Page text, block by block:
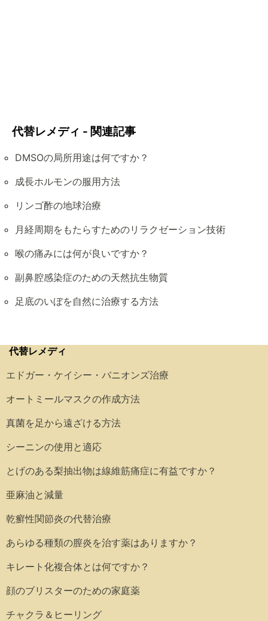
代替レメディ - 関連記事
DMSOの局所用途は何ですか？
成長ホルモンの服用方法
リンゴ酢の地球治療
月経周期をもたらすためのリラクゼーション技術
喉の痛みには何が良いですか？
副鼻腔感染症のための天然抗生物質
足底のいぼを自然に治療する方法
代替レメディ
エドガー・ケイシー・バニオンズ治療
オートミールマスクの作成方法
真菌を足から遠ざける方法
シーニンの使用と適応
とげのある梨抽出物は線維筋痛症に有益ですか？
亜麻油と減量
乾癬性関節炎の代替治療
あらゆる種類の膣炎を治す薬はありますか？
キレート化複合体とは何ですか？
顔のブリスターのための家庭薬
チャクラ＆ヒーリング